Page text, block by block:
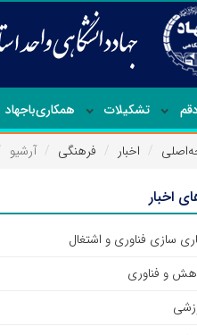
تشکیلات همکاری‌باجهاد
اخبار فرهنگی آرشیو
اخبار
سازی فناوری و اشتغال
و فناوری